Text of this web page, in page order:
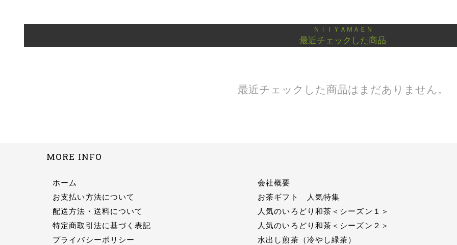
ＮＩＩＹＡＭＡＥＮ
最近チェックした商品
最近チェックした商品はまだありません。
MORE INFO
ホーム
お支払い方法について
配送方法・送料について
特定商取引法に基づく表記
プライバシーポリシー
会社概要
お茶ギフト 人気特集
人気のいろどり和茶＜シーズン１＞
人気のいろどり和茶＜シーズン２＞
水出し煎茶（冷やし緑茶）